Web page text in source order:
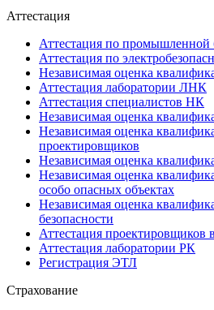
Аттестация
Аттестация по промышленной
Аттестация по
Независимая оценка
Аттестация лаборатории ЛНК
Аттестация специалистов НК
Независимая оценка
Независимая оценка
проектировщиков
Независимая оценка
Независимая оценка
особо опасных объектах
Независимая оценка
безопасности
Аттестация
Аттестация лаборатории РК
Регистрация ЭТЛ
Страхование